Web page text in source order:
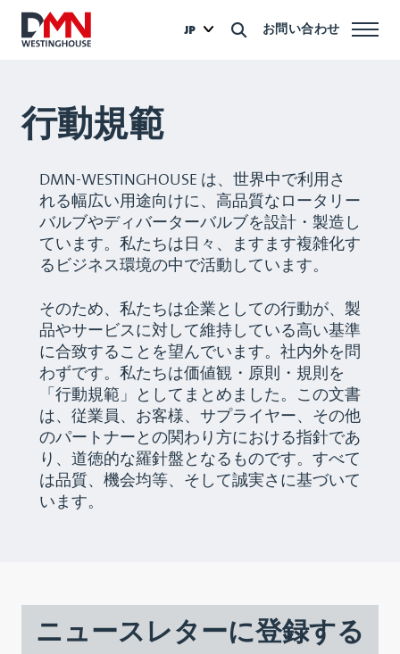
お問い合わせ
JP
行動規範
DMN-WESTINGHOUSE は、世界中で利用さ
れる幅広い用途向けに、高品質なロータリー
バルブやディバーターバルブを設計・製造し
ています。私たちは日々、ますます複雑化す
るビジネス環境の中で活動しています。
そのため、私たちは企業としての行動が、製
品やサービスに対して維持している高い基準
に合致することを望んでいます。社内外を問
わずです。私たちは価値観・原則・規則を
「行動規範」としてまとめました。この文書
は、従業員、お客様、サプライヤー、その他
のパートナーとの関わり方における指針であ
り、道徳的な羅針盤となるものです。すべて
は品質、機会均等、そして誠実さに基づいて
います。
ニュースレターに登録する